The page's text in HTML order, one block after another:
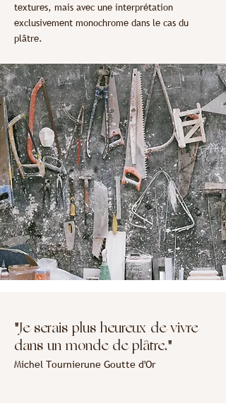
textures, mais avec une interprétation
exclusivement monochrome dans le cas du
plâtre.
"Je serais plus heureux de vivre
dans un monde de plâtre."
Michel Tournierune Goutte d'Or